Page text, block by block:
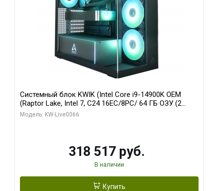
Системный блок KWIK (Intel Core i9-14900K OEM
(Raptor Lake, Intel 7, C24 16EC/8PC/ 64 ГБ ОЗУ (2
модуля)/ Gigabyte RTX5080 XTREME WATERFORCE
Модель: KW-Live0066
318 517 руб.
В наличии
Купить